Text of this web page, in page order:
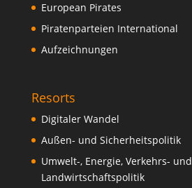
European Pirates
Piratenparteien International
Aufzeichnungen
Resorts
Digitaler Wandel
Außen- und Sicherheitspolitik
Umwelt-, Energie, Verkehrs- und
Landwirtschaftspolitik